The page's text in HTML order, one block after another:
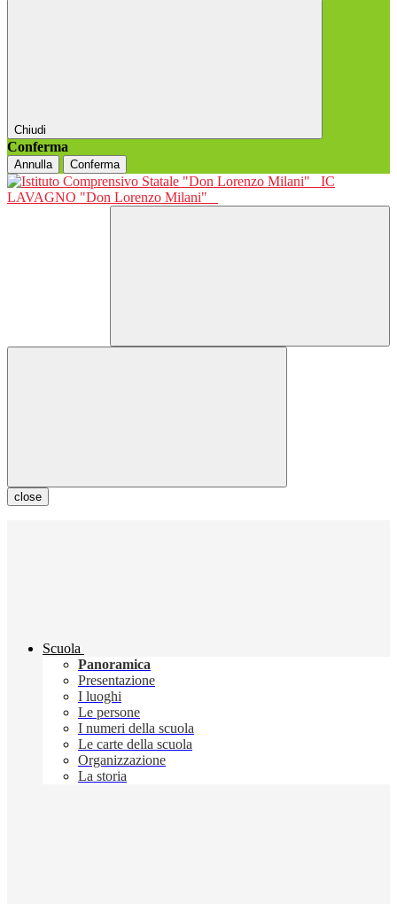
Chiudi
Conferma
Annulla Conferma
IC
LAVAGNO "Don Lorenzo Milani"
close
Scuola
Panoramica
Presentazione
I luoghi
Le persone
I numeri della scuola
Le carte della scuola
Organizzazione
La storia